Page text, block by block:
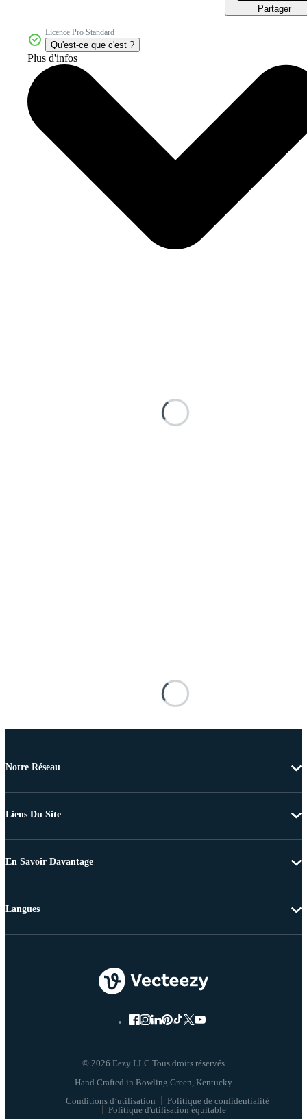
Partager
Licence Pro Standard
Qu'est-ce que c'est ?
Plus d'infos
Notre Réseau
Liens Du Site
En Savoir Davantage
© 2026 Eezy LLC Tous droits réservés
Conditions d’utilisation
Politique de confidentialité
Politique d'utilisation équitable
Langues